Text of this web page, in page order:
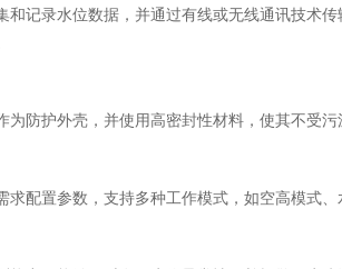
和记录水位数据，并通过有线或无线通讯技术
为防护外壳，并使用高密封性材料，使其不受
求配置参数，支持多种工作模式，如空高模式